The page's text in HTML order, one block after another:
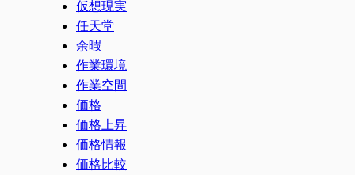
仮想現実
任天堂
余暇
作業環境
作業空間
価格
価格上昇
価格情報
価格比較